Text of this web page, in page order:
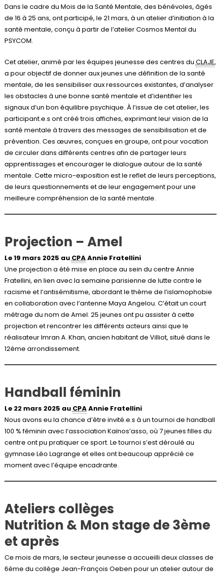
Dans le cadre du Mois de la Santé Mentale, des bénévoles, âgés
de 16 à 25 ans, ont participé, le 21 mars, à un atelier d’initiation à la
santé mentale, conçu à partir de l’atelier Cosmos Mental du
PSYCOM.
Cet atelier, animé par les équipes jeunesse des centres du CLAJE,
a pour objectif de donner aux jeunes une définition de la santé
mentale, de les sensibiliser aux ressources existantes, d’analyser
les obstacles à une bonne santé mentale et d’identifier les
signaux d’un bon équilibre psychique. À l’issue de cet atelier, les
participant.e.s ont créé trois affiches, exprimant leur vision de la
santé mentale à travers des messages de sensibilisation et de
prévention. Ces œuvres, conçues en groupe, ont pour vocation
de circuler dans différents centres afin de partager leurs
apprentissages et encourager le dialogue autour de la santé
mentale. Cette micro-exposition est le reflet de leurs perceptions,
de leurs questionnements et de leur engagement pour une
meilleure compréhension de la santé mentale.
Projection – Amel
Le 19 mars 2025 auCPAAnnie Fratellini
Une projection a été mise en place au sein du centre Annie
Fratellini, en lien avec la semaine parisienne de lutte contre le
racisme et l’antisémitisme, abordant le thème de l’islamophobie
en collaboration avec l’antenne Maya Angelou. C’était un court
métrage du nom de Amel. 25 jeunes ont pu assister à cette
projection et rencontrer les différents acteurs ainsi que le
réalisateur Imran A. Khan, ancien habitant de Villiot, situé dans le
12ème arrondissement.
Handball féminin
Le 22 mars 2025 auCPAAnnie Fratellini
Nous avons eu la chance d’être invité.e.s à un tournoi de handball
100 % féminin avec l’association Kaïnos’asso, où 7 jeunes filles du
centre ont pu pratiquer ce sport. Le tournoi s’est déroulé au
gymnase Léo Lagrange et elles ont beaucoup apprécié ce
moment avec l’équipe encadrante.
Ateliers collèges
Nutrition & Mon stage de 3ème
et après
Ce mois de mars, le secteur jeunesse a accueilli deux classes de
6ème du collège Jean-François Oeben pour un atelier autour de